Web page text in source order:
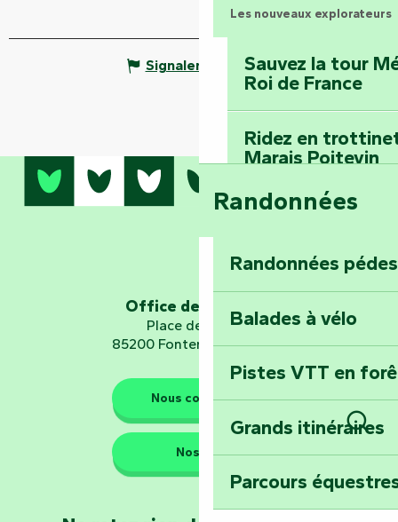
Les nouveaux explorateurs
Sauvez la tour
Roi de France
Ridez en
Marais Poitevin
Embarquez pour
Explorez
d’orientation «
Les gardiens de la nature
Randonnées
Randonnées
Balades à vélo
Pistes VTT en
Grands itinéraires
Parcours
Signaler une erreur
Office de tourisme
Place de Verdun
85200 Fontenay-le-Comte
Nous contacter
Nos QG